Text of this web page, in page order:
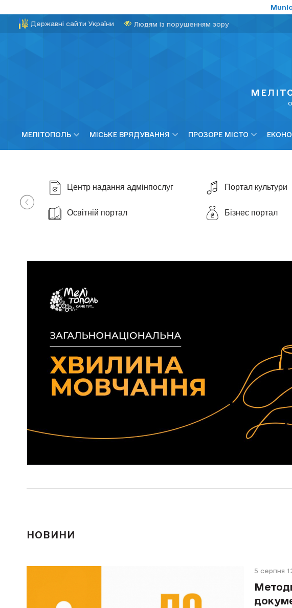
Державні сайти України Людям із порушенням зору
МЕЛІТОПОЛЬ МІСЬКЕ ВРЯДУВАННЯ ПРОЗОРЕ МІСТО
Центр надання адмінпослуг
Освітній портал
Портал культури
Бізнес портал
НОВИНИ
5 серпня